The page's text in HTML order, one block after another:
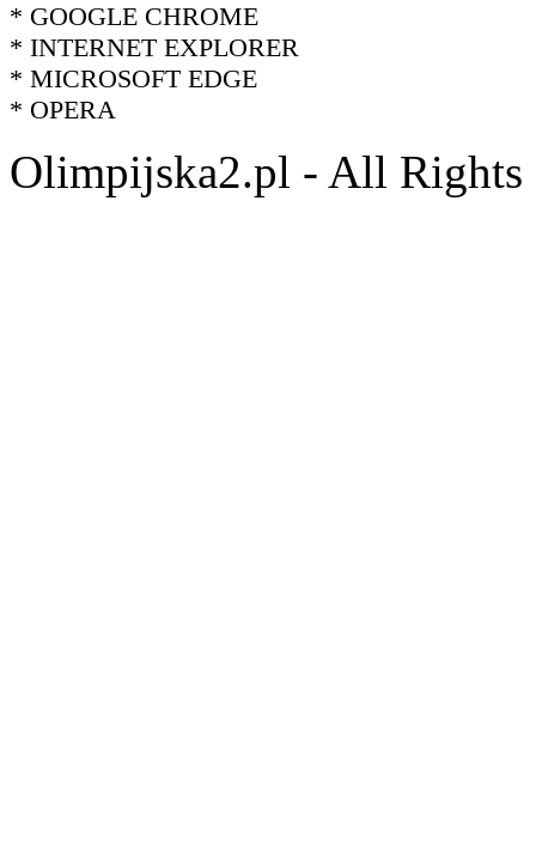
* GOOGLE CHROME
* INTERNET EXPLORER
* MICROSOFT EDGE
* OPERA
Olimpijska2.pl - All Rights